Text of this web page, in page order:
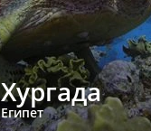
Хургада
Египет